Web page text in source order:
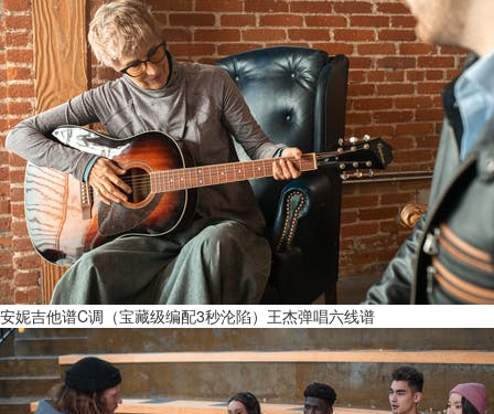
安妮吉他谱C调（宝藏级编配3秒沦陷）王杰弹唱六线谱